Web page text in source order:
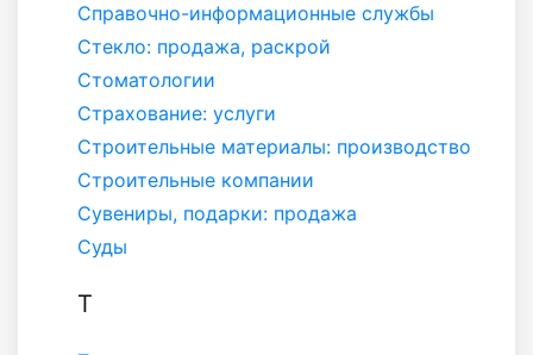
Справочно-информационные службы
Стекло: продажа, раскрой
Стоматологии
Страхование: услуги
Строительные материалы: производство
Строительные компании
Сувениры, подарки: продажа
Суды
Т